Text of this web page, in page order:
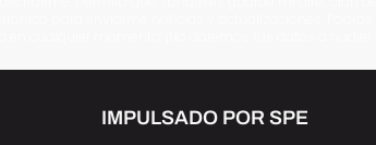
IMPULSADO POR SPE